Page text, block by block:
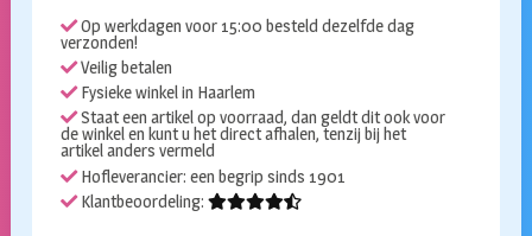
Op werkdagen voor 15:00 besteld dezelfde dag
verzonden!
Veilig betalen
Fysieke winkel in Haarlem
Staat een artikel op voorraad, dan geldt dit ook voor
de winkel en kunt u het direct afhalen, tenzij bij het
artikel anders vermeld
Hofleverancier: een begrip sinds 1901
Klantbeoordeling: